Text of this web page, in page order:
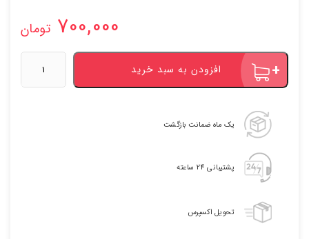
700,000 تومان
گینر
مکس
افزودن به سبد خرید
یک ماه ضمانت بازگشت
پشتیبانی 24 ساعته
تحویل اکسپرس